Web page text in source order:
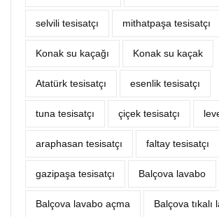
selvili tesisatçı mithatpaşa tesisatçı
Konak su kaçağı Konak su kaçak
Atatürk tesisatçı esenlik tesisatçı
tuna tesisatçı çiçek tesisatçı
araphasan tesisatçı faltay tesisatçı
gazipaşa tesisatçı Balçova lavabo
Balçova lavabo açma Balçova tıkalı